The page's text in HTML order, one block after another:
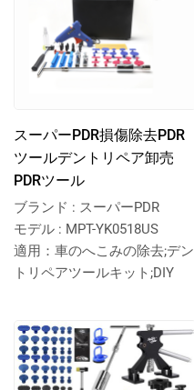
スーパーPDR損傷除去PDR
ツールデントリペア卸売
PDRツール
ブランド : スーパーPDR
モデル : MPT-YK0518US
適用：車のへこみの除去;デン
トリペアツールキット;DIY